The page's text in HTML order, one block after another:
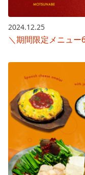
2024.12.25
＼期間限定メニュー